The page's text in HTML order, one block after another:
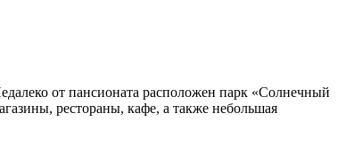
от пансионата расположен парк «Солнечный
рестораны, кафе, а также небольшая